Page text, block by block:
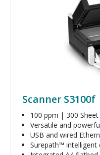
Scanner S3100f
100 ppm | 300 Sheet
Versatile and
USB and wired
Surepath™